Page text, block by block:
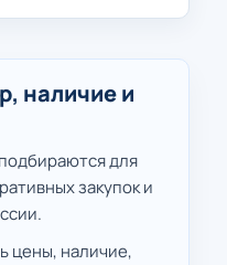
наличие и
для
закупок и
цены, наличие,